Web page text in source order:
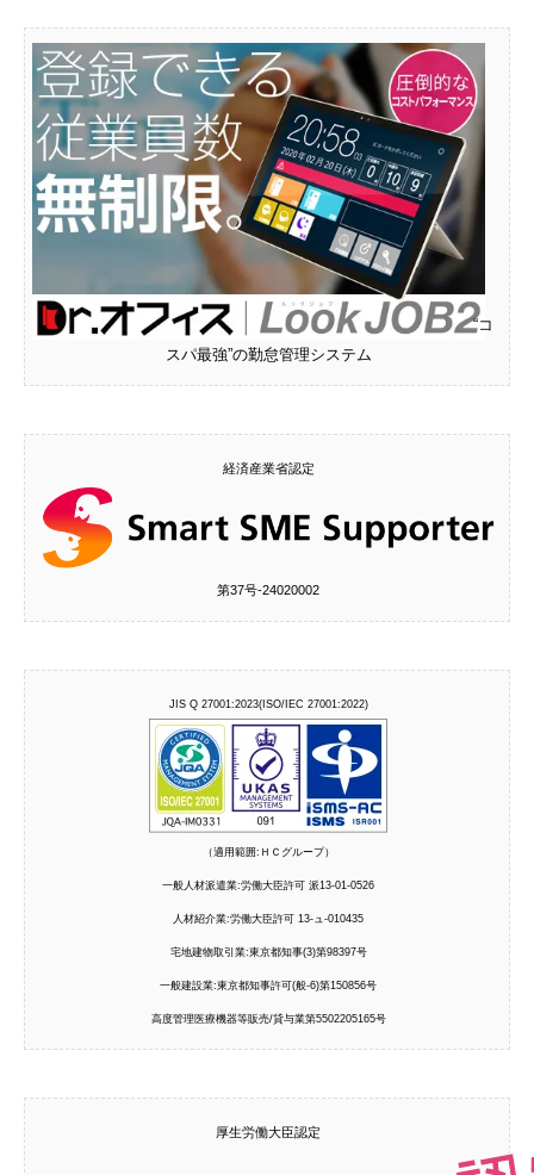
“コ
スパ最強”の勤怠管理システム
経済産業省認定
第37号‐24020002
JIS Q 27001:2023(ISO/IEC 27001:2022)
（適用範囲:ＨＣグループ）
一般人材派遣業:労働大臣許可 派13-01-0526
人材紹介業:労働大臣許可 13-ュ-010435
宅地建物取引業:東京都知事(3)第98397号
一般建設業:東京都知事許可(般-6)第150856号
高度管理医療機器等販売/貸与業第5502205165号
厚生労働大臣認定